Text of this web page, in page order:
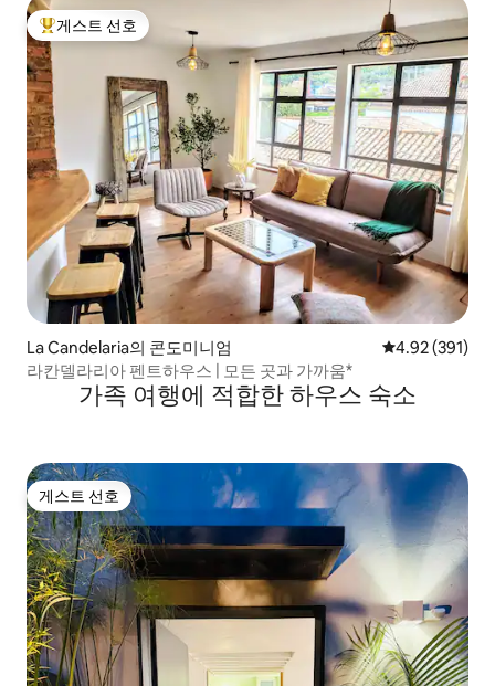
상위 게스트 선호
게스트 선호
La Candelaria의 콘도미니엄 평점 4.92점(5
4.92 (391)
라칸델라리아 펜트하우스 | 모든 곳과 가까움*
가족 여행에 적합한 하우스 숙소
게스트 선호
게스트 선호